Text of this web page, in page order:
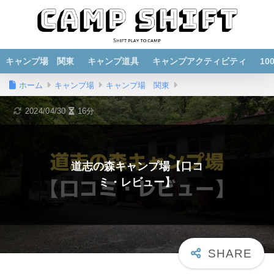
キャンプ場 関東 キャンプ道具 キャンプアクティビティ
ホーム キャンプ場 キャンプ場 関東
道志の森キャンプ場【口コ
ミ・レビュー】
2024/04/30 16分